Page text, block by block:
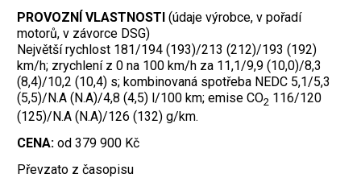
PROVOZNÍ VLASTNOSTI (údaje výrobce, v pořadí
motorů, v závorce DSG)
Největší rychlost 181/194 (193)/213 (212)/193 (192)
km/h; zrychlení z 0 na 100 km/h za 11,1/9,9 (10,0)/8,3
(8,4)/10,2 (10,4) s; kombinovaná spotřeba NEDC 5,1/5,3
(5,5)/N.A (N.A)/4,8 (4,5) l/100 km; emise CO2 116/120
(125)/N.A (N.A)/126 (132) g/km.
CENA: od 379 900 Kč
Převzato z časopisu